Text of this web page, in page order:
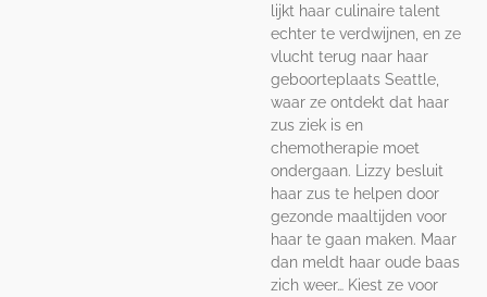
lijkt haar culinaire talent
echter te verdwijnen, en ze
vlucht terug naar haar
geboorteplaats Seattle,
waar ze ontdekt dat haar
zus ziek is en
chemotherapie moet
ondergaan. Lizzy besluit
haar zus te helpen door
gezonde maaltijden voor
haar te gaan maken. Maar
dan meldt haar oude baas
zich weer… Kiest ze voor